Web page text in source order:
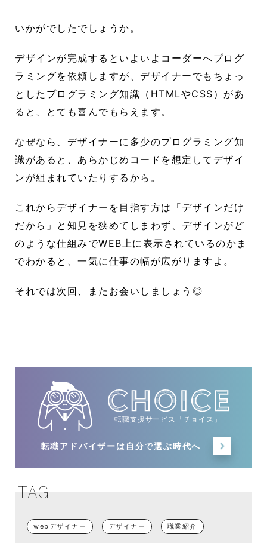
いかがでしたでしょうか。
デザインが完成するといよいよコーダーへプログ
ラミングを依頼しますが、デザイナーでもちょっ
としたプログラミング知識（HTMLやCSS）があ
ると、とても喜んでもらえます。
なぜなら、デザイナーに多少のプログラミング知
識があると、あらかじめコードを想定してデザイ
ンが組まれていたりするから。
これからデザイナーを目指す方は「デザインだけ
だから」と知見を狭めてしまわず、デザインがど
のような仕組みでWEB上に表示されているのかま
でわかると、一気に仕事の幅が広がりますよ。
それでは次回、またお会いしましょう◎
転職支援サービス「チョイス」
転職アドバイザーは 自分で選ぶ時代へ
TAG
webデザイナー デザイナー 職業紹介